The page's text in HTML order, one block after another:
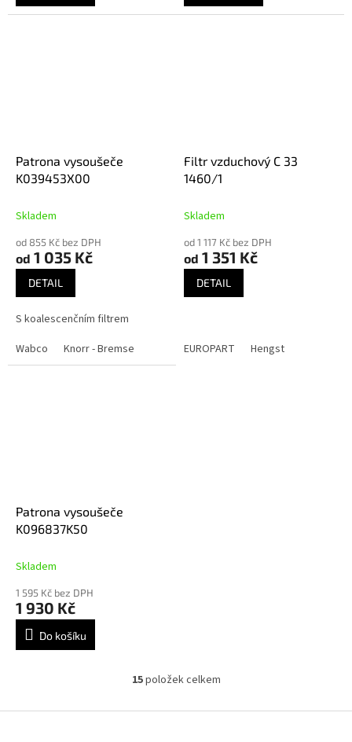
Patrona vysoušeče
K039453X00
Skladem
od 855 Kč bez DPH
od 1 035 Kč
DETAIL
S koalescenčním filtrem
Wabco
Knorr - Bremse
Filtr vzduchový C 33
1460/1
Skladem
od 1 117 Kč bez DPH
od 1 351 Kč
DETAIL
EUROPART Hengst
Patrona vysoušeče
K096837K50
Skladem
1 595 Kč bez DPH
1 930 Kč
Do košíku
O
l
15položek celkem